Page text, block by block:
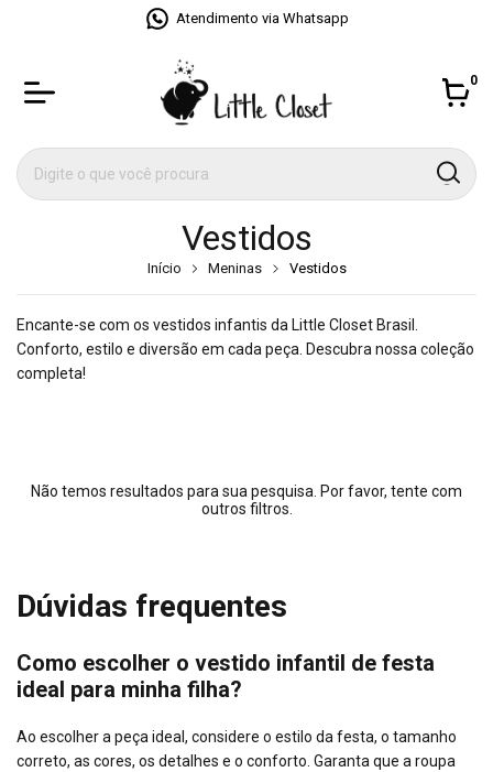
Atendimento via Whatsapp
0
Vestidos
Início Meninas Vestidos
Encante-se com os vestidos infantis da Little Closet Brasil.
Conforto, estilo e diversão em cada peça. Descubra nossa coleção
completa!
Não temos resultados para sua pesquisa. Por favor, tente com
outros filtros.
Dúvidas frequentes
Como escolher o vestido infantil de festa
ideal para minha filha?
Ao escolher a peça ideal, considere o estilo da festa, o tamanho
correto, as cores, os detalhes e o conforto. Garanta que a roupa